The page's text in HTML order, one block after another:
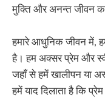
मुक्ति और अनन्त जीवन का
हमारे आधुनिक जीवन में,
है। हम अक्सर प्रेम और
जहाँ से हमें खालीपन या
हमें याद दिलाता है कि